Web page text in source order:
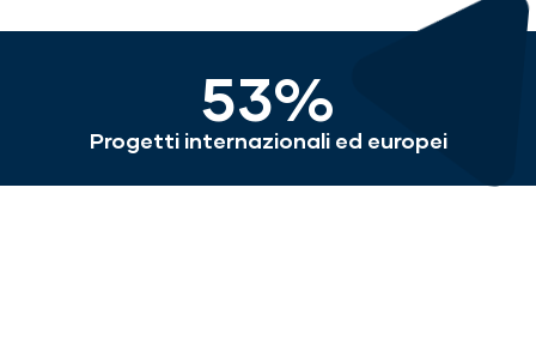
53%
Progetti internazionali ed europei